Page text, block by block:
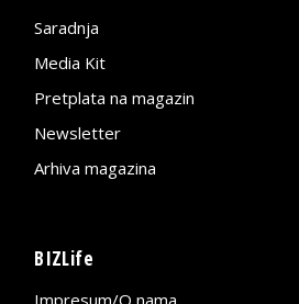
Saradnja
Media Kit
Pretplata na magazin
Newsletter
Arhiva magazina
BIZLife
Impresum/O nama